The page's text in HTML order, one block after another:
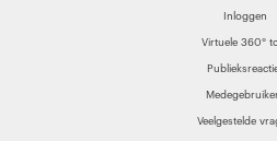
Inloggen
Virtuele 360°
Veelgestelde